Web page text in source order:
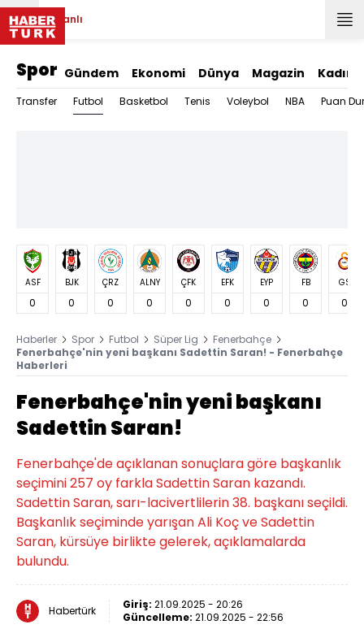
Canlı
Spor Gündem Ekonomi Dünya Magazin Kadın
Transfer Futbol Basketbol Tenis Voleybol NBA Puan
ASF
0
BJK
0
ÇRZ
0
ALNY
0
ÇFK
0
EFK
0
EYP
0
FB
0
GS
0
Haberler Spor Futbol Süper Lig
Fenerbahçe
Fenerbahçe'nin yeni başkanı Sadettin Saran! - Fenerbahçe
Haberleri
Fenerbahçe'nin yeni başkanı
Sadettin Saran!
Fenerbahçe'de açıklanan sonuçlara göre başkanlık
seçimini 257 oy farkla Sadettin Saran kazandı.
Sadettin Saran, sarı-lacivertlilerin 38. başkanı seçildi.
Başkanlık seçiminde yarışan Ali Koç ve Sadettin
Saran, kürsüye birlikte gelerek, açıklamalarda
bulundu.
Habertürk Giriş: 21.09.2025 - 20:26
Güncelleme: 21.09.2025 - 22:56